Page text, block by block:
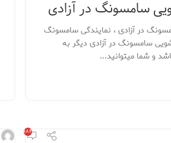
سامسونگ در آزادی
در آزادی ، نمایندگی سامسونگ
سامسونگ در آزادی دیگر به
و شما میتوانید...
۳,۹۸۴